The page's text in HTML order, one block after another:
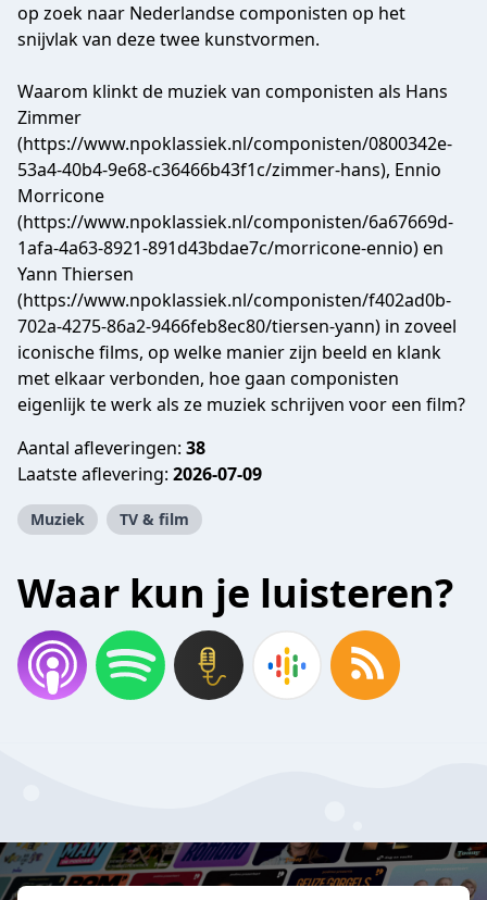
op zoek naar Nederlandse componisten op het
snijvlak van deze twee kunstvormen.
Waarom klinkt de muziek van componisten als Hans
Zimmer
(https://www.npoklassiek.nl/componisten/0800342e-
53a4-40b4-9e68-c36466b43f1c/zimmer-hans), Ennio
Morricone
(https://www.npoklassiek.nl/componisten/6a67669d-
1afa-4a63-8921-891d43bdae7c/morricone-ennio) en
Yann Thiersen
(https://www.npoklassiek.nl/componisten/f402ad0b-
702a-4275-86a2-9466feb8ec80/tiersen-yann) in zoveel
iconische films, op welke manier zijn beeld en klank
met elkaar verbonden, hoe gaan componisten
eigenlijk te werk als ze muziek schrijven voor een film?
Aantal afleveringen: 38
Laatste aflevering: 2026-07-09
Muziek TV & film
Waar kun je luisteren?